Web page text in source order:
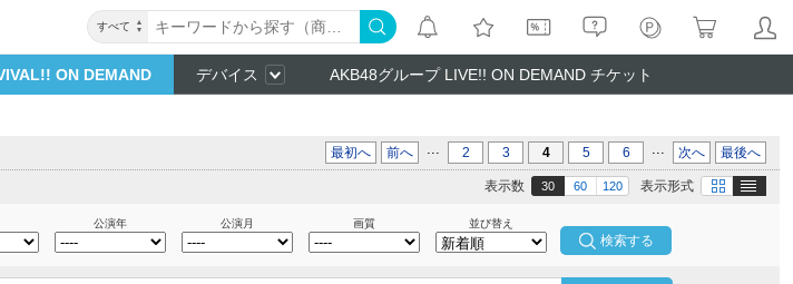
すべて
ON DEMAND デバイス AKB48グループ LIVE!! ON DEMAND チケット
最初へ 前へ ... 2 3 4 5 6 ... 次へ 最後へ
表示形式 画像
表示数 30 60 120
公演年 公演月 画質 並び替え